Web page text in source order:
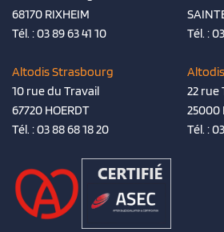
68170 RIXHEIM
Tél. :03 89 63 41 10
Tél. :
Altodis Strasbourg
10 rue du Travail
67720 HOERDT
Tél. :03 88 68 18 20
22 rue
25000
Tél. :